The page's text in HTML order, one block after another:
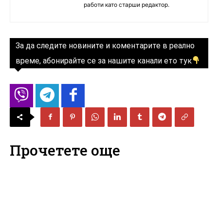
работи като старши редактор.
За да следите новините и коментарите в реално
време, абонирайте се за нашите канали ето тук
Прочетете още